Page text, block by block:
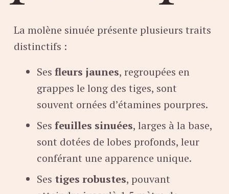
La molène sinuée présente plusieurs traits
distinctifs :
Ses fleurs jaunes, regroupées en
grappes le long des tiges, sont
souvent ornées d’étamines pourpres.
Ses feuilles sinuées, larges à la base,
sont dotées de lobes profonds, leur
conférant une apparence unique.
Ses tiges robustes, pouvant